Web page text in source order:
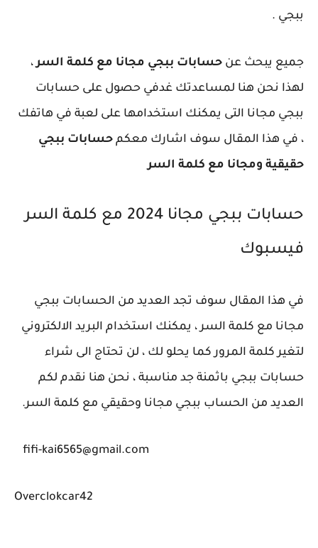
ببجي .
جميع يبحث عن حسابات ببجي مجانا مع كلمة السر،
لهذا نحن هنا لمساعدتك غدفي حصول على حسابات
ببجي مجانا التى يمكنك استخدامها على لعبة في هاتفك
، في هذا المقال سوف اشارك معكم حسابات ببجي
حقيقية ومجانا مع كلمة السر
حسابات ببجي مجانا 2024 مع كلمة السر
فيسبوك
في هذا المقال سوف تجد العديد من الحسابات ببجي
مجانا مع كلمة السر ، يمكنك استخدام البريد الالكتروني
لتغير كلمة المرور كما يحلو لك ، لن تحتاج الى شراء
حسابات ببجي باثمنة جد مناسبة ، نحن هنا نقدم لكم
العديد من الحساب ببجي مجانا وحقيقي مع كلمة السر.
fifi-kai6565@gmail.com
Overclokcar42